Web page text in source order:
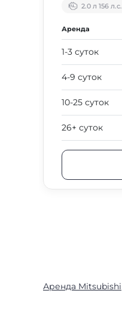
2.0 л 156 л.с.
Аренда
1-3 суток
4-9 суток
10-25 суток
26+ суток
Аренда Mitsubishi